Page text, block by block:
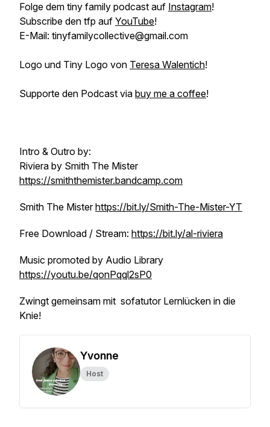
Folge dem tiny family podcast auf Instagram!
Subscribe den tfp auf YouTube!
E-Mail: tinyfamilycollective@gmail.com
Logo und Tiny Logo von Teresa Walentich!
Supporte den Podcast via buy me a coffee!
Intro & Outro by:
Riviera by Smith The Mister
https://smiththemister.bandcamp.com
Smith The Misterhttps://bit.ly/Smith-The-Mister-YT
Free Download / Stream: https://bit.ly/al-riviera
Music promoted by Audio Library
https://youtu.be/qonPqql2sP0
Zwingt gemeinsam mit sofatutor Lernlücken in die
Knie!
Yvonne
Host